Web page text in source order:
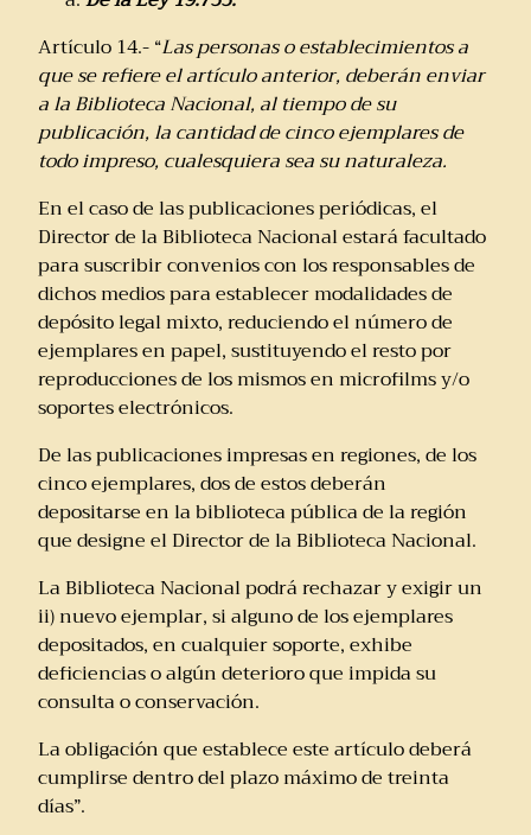
Artículo 14.- “Las personas o establecimientos a
que se refiere el artículo anterior, deberán enviar
a la Biblioteca Nacional, al tiempo de su
publicación, la cantidad de cinco ejemplares de
todo impreso, cualesquiera sea su naturaleza.
En el caso de las publicaciones periódicas, el
Director de la Biblioteca Nacional estará facultado
para suscribir convenios con los responsables de
dichos medios para establecer modalidades de
depósito legal mixto, reduciendo el número de
ejemplares en papel, sustituyendo el resto por
reproducciones de los mismos en microfilms y/o
soportes electrónicos.
De las publicaciones impresas en regiones, de los
cinco ejemplares, dos de estos deberán
depositarse en la biblioteca pública de la región
que designe el Director de la Biblioteca Nacional.
La Biblioteca Nacional podrá rechazar y exigir un
ii) nuevo ejemplar, si alguno de los ejemplares
depositados, en cualquier soporte, exhibe
deficiencias o algún deterioro que impida su
consulta o conservación.
La obligación que establece este artículo deberá
cumplirse dentro del plazo máximo de treinta
días”.